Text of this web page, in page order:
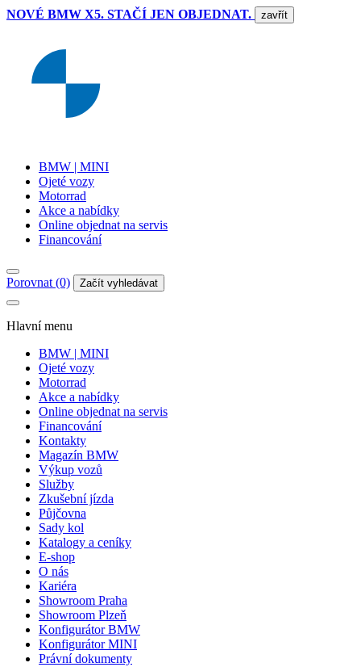
NOVÉ BMW X5. STAČÍ JEN OBJEDNAT. zavřít
BMW | MINI
Ojeté vozy
Motorrad
Akce a nabídky
Online objednat na servis
Financování
Porovnat (0) Začít vyhledávat
Hlavní menu
BMW | MINI
Ojeté vozy
Motorrad
Akce a nabídky
Online objednat na servis
Financování
Kontakty
Magazín BMW
Výkup vozů
Služby
Zkušební jízda
Půjčovna
Sady kol
Katalogy a ceníky
E-shop
O nás
Kariéra
Showroom Praha
Showroom Plzeň
Konfigurátor BMW
Konfigurátor MINI
Právní dokumenty